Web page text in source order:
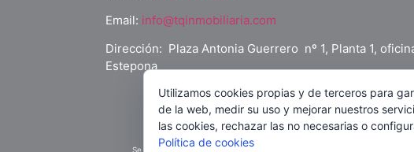
Email: info@tqinmobiliaria.com
Dirección: Plaza Antonia Guerrero nº 1, Planta 1,
Estepona
Aviso legal
Se pone a disposición del consumidor la ficha abreviada informativa en
Utilizamos cookies propias y de terceros para
de la web, medir su uso y mejorar nuestros
las cookies, rechazar las no necesarias o
Política de cookies